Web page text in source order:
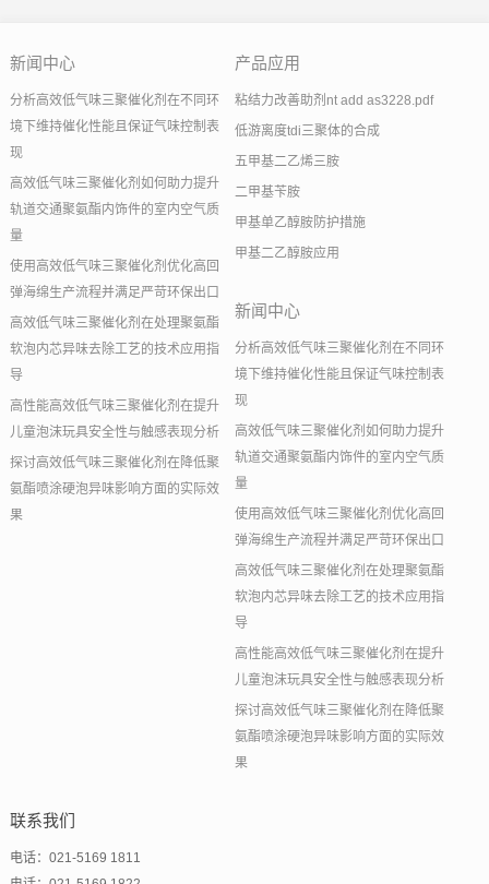
新闻中心
分析高效低气味三聚催化剂在不同环
境下维持催化性能且保证气味控制表
现
高效低气味三聚催化剂如何助力提升
轨道交通聚氨酯内饰件的室内空气质
量
使用高效低气味三聚催化剂优化高回
弹海绵生产流程并满足严苛环保出口
高效低气味三聚催化剂在处理聚氨酯
软泡内芯异味去除工艺的技术应用指
导
高性能高效低气味三聚催化剂在提升
儿童泡沫玩具安全性与触感表现分析
探讨高效低气味三聚催化剂在降低聚
氨酯喷涂硬泡异味影响方面的实际效
果
产品应用
粘结力改善助剂nt add as3228.pdf
低游离度tdi三聚体的合成
五甲基二乙烯三胺
二甲基苄胺
甲基单乙醇胺防护措施
甲基二乙醇胺应用
新闻中心
分析高效低气味三聚催化剂在不同环
境下维持催化性能且保证气味控制表
现
高效低气味三聚催化剂如何助力提升
轨道交通聚氨酯内饰件的室内空气质
量
使用高效低气味三聚催化剂优化高回
弹海绵生产流程并满足严苛环保出口
高效低气味三聚催化剂在处理聚氨酯
软泡内芯异味去除工艺的技术应用指
导
高性能高效低气味三聚催化剂在提升
儿童泡沫玩具安全性与触感表现分析
探讨高效低气味三聚催化剂在降低聚
氨酯喷涂硬泡异味影响方面的实际效
果
联系我们
电话：021-5169 1811